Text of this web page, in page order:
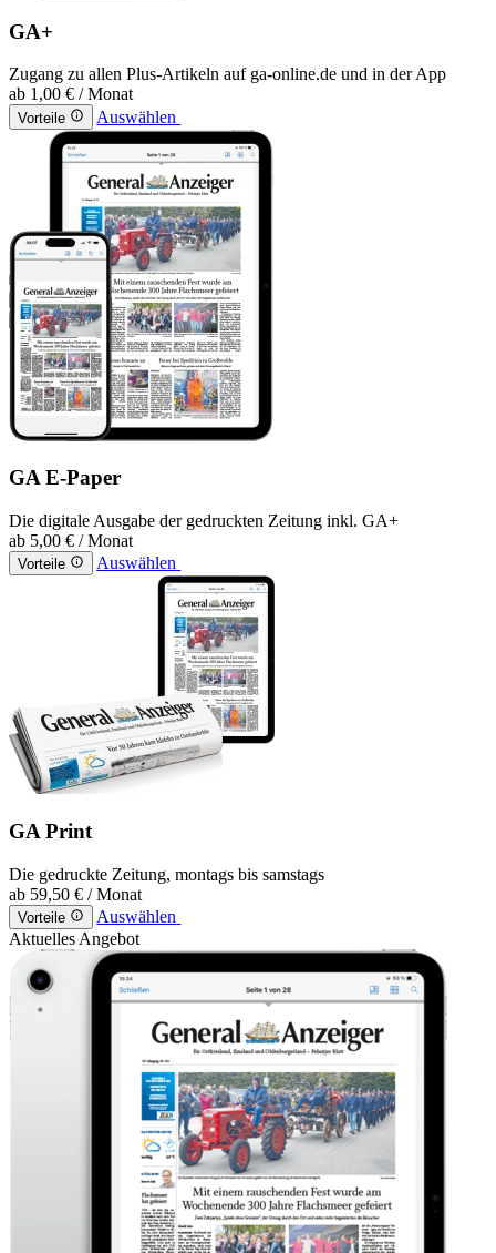
GA+
Zugang zu allen Plus-Artikeln auf ga-online.de und in der App
ab 1,00 € / Monat
Vorteile Auswählen
GA E-Paper
Die digitale Ausgabe der gedruckten Zeitung inkl. GA+
ab 5,00 € / Monat
Vorteile Auswählen
GA Print
Die gedruckte Zeitung, montags bis samstags
ab 59,50 € / Monat
Vorteile
Auswählen
Aktuelles Angebot